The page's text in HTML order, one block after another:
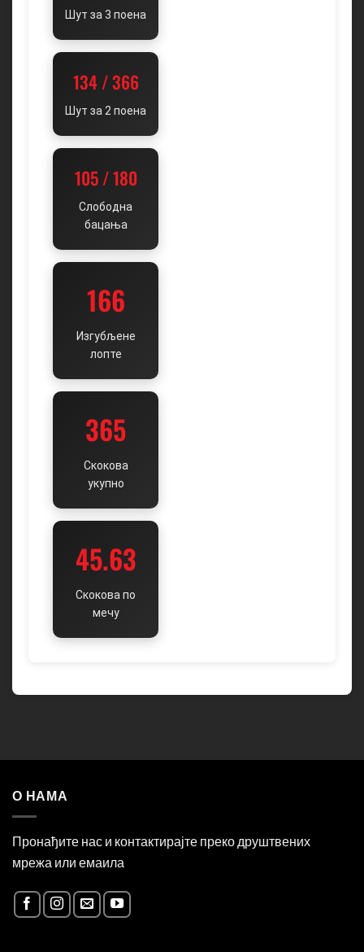
Шут за 3 поена
134 / 366
Шут за 2 поена
105 / 180
Слободна
бацања
166
Изгубљене
лопте
365
Скокова
укупно
45.63
Скокова по
мечу
О НАМА
Пронађите нас и контактирајте преко друштвених
мрежа или емаила